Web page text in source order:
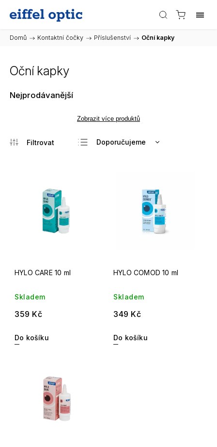
Domů / Kontaktní čočky / Příslušenství / Oční kapky
Oční kapky
Nejprodávanější
Zobrazit více produktů
Doporučujeme
Nejprodávanější
HYLO CARE 10 ml
Skladem
359 Kč
Do košíku
HYLO COMOD 10 ml
Skladem
349 Kč
Do košíku